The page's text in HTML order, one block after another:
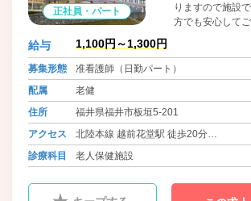
正社員・パート
りますので施設
方でも安心して
給与 1,100円～1,300円
募集形態
准看護師（日勤パート）
配属
老健
住所
福井県福井市板垣5-201
アクセス
北陸本線 越前花堂駅 徒歩20分
福井鉄道福武線 赤十字前駅よりバス（5
診療科目 老人保健施設